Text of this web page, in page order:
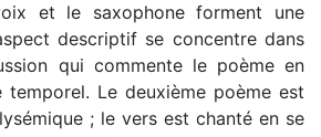
et le saxophone forment une
descriptif se concentre dans
qui commente le poème en
Le deuxième poème est
; le vers est chanté en se